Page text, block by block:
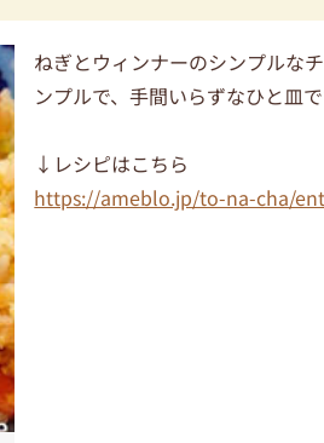
ねぎとウィンナーのシンプルな
ンプルで、手間いらずなひと皿で
↓レシピはこちら
https://ameblo.jp/to-na-cha/